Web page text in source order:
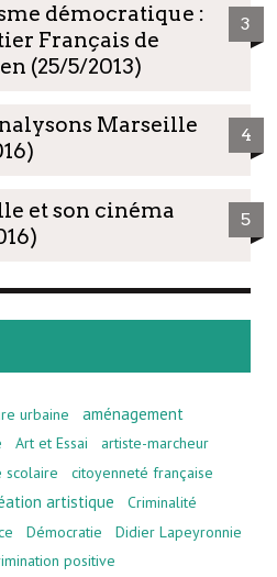
démocratique :
Français de
(25/5/2013)
3
Marseille
4
et son cinéma
5
urbaine aménagement
Art et Essai artiste-marcheur
scolaire
citoyenneté française
artistique Criminalité
Démocratie
Didier Lapeyronnie
positive